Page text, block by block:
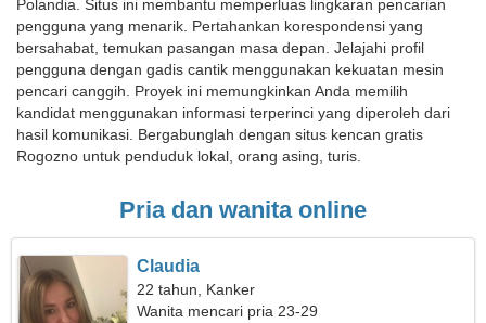
Polandia. Situs ini membantu memperluas lingkaran pencarian
pengguna yang menarik. Pertahankan korespondensi yang
bersahabat, temukan pasangan masa depan. Jelajahi profil
pengguna dengan gadis cantik menggunakan kekuatan mesin
pencari canggih. Proyek ini memungkinkan Anda memilih
kandidat menggunakan informasi terperinci yang diperoleh dari
hasil komunikasi. Bergabunglah dengan situs kencan gratis
Rogozno untuk penduduk lokal, orang asing, turis.
Pria dan wanita online
Claudia
22 tahun, Kanker
Wanita mencari pria 23-29